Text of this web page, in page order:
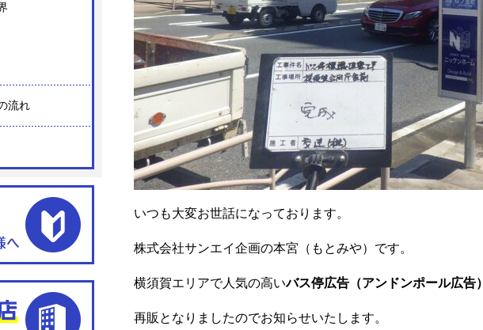
いつも大変お世話になっております。
株式会社サンエイ企画の本宮（もとみや）です。
横須賀エリアで人気の高いバス停広告（アンドンポール広告）
再販となりましたのでお知らせいたします。
流れ